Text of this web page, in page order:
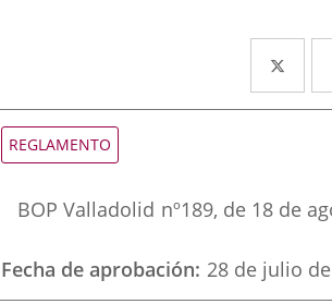
a
Tipo
de
REGLAMENTO
boletin
BOP Valladolid nº189, de 18 de
Fecha de aprobación 28 de julio